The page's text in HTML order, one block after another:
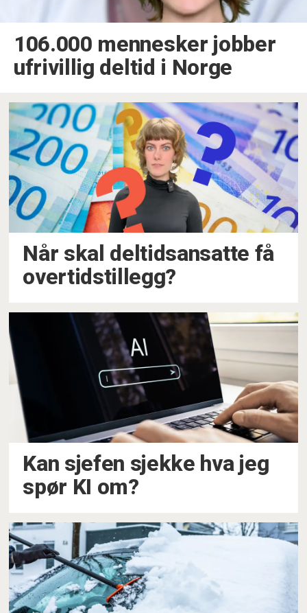
106.000 mennesker jobber
ufrivillig deltid i Norge
Når skal deltidsansatte få
overtidstillegg?
Kan sjefen sjekke hva jeg
spør KI om?